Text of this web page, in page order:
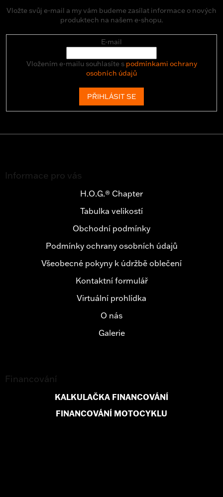
Vložte svůj e-mail a my vám budeme zasílat informace o nových
produktech na našem e-shopu.
E-mail
Vložením e-mailu souhlasíte s podmínkami ochrany
osobních údajů
PŘIHLÁSIT SE
Informace pro vás
H.O.G.® Chapter
Tabulka velikostí
Obchodní podmínky
Podmínky ochrany osobních údajů
Všeobecné pokyny k údržbě oblečení
Kontaktní formulář
Virtuální prohlídka
O nás
Galerie
Financování
KALKULAČKA FINANCOVÁNÍ
FINANCOVÁNÍ MOTOCYKLU